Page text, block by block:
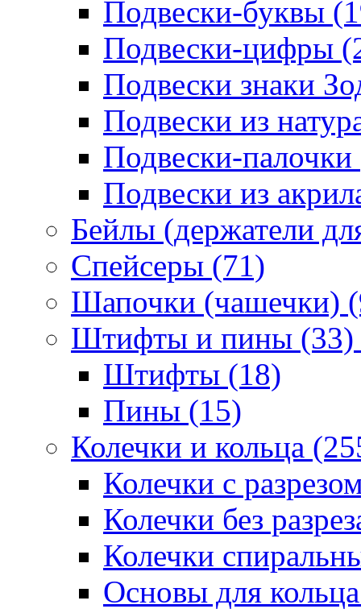
Подвески-буквы
Подвески-цифры
Подвески знаки
Подвески из
Подвески-
Подвески из
Бейлы (держатели
Спейсеры (71)
Шапочки (чашечки)
Штифты и пины (33)
Штифты (18)
Пины (15)
Колечки и кольца
Колечки с
Колечки без
Колечки
Основы для